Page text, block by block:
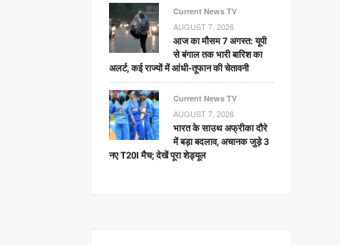
Current News TV
AUGUST 7, 2026
आज का मौसम 7 अगस्त: यूपी
से बंगाल तक भारी बारिश का
अलर्ट, कई राज्यों में आंधी-तूफान की चेतावनी
Current News TV
AUGUST 7, 2026
भारत के साउथ अफ्रीका दौरे
में बड़ा बदलाव, अचानक जुड़े 3
नए T20I मैच; देखें पूरा शेड्यूल